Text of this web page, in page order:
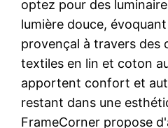
optez pour des
lumière douce,
provençal à travers des
textiles en lin et coton
apportent confort et
restant dans une
FrameCorner propose